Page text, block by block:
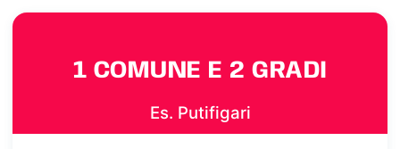
1 COMUNE E 2 GRADI
Es. Putifigari